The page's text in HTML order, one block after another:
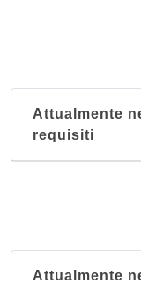
Attualmente
requisiti
Attualmente